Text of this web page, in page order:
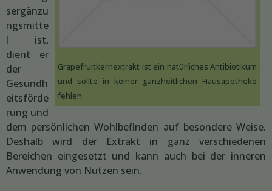
Grapefruitkernextrakt ist ein natürliches Antibiotikum
und sollte in keiner ganzheitlichen Hausapotheke
fehlen.
sergänzu
ngsmitte
l ist,
dient er
der
Gesundh
eitsförde
rung und
dem persönlichen Wohlbefinden auf besondere Weise.
Deshalb wird der Extrakt in ganz verschiedenen
Bereichen eingesetzt und kann auch bei der inneren
Anwendung von Nutzen sein.